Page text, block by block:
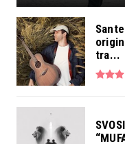
tra...